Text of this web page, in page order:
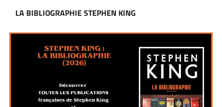
LA BIBLIOGRAPHIE STEPHEN KING